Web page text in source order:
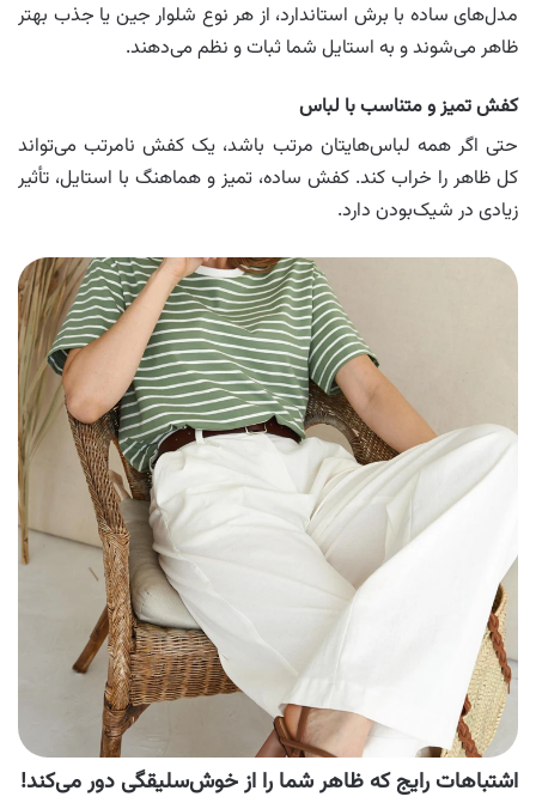
مدل‌های ساده با برش استاندارد، از هر نوع شلوار جین یا جذب بهتر
ظاهر می‌شوند و به استایل شما ثبات و نظم می‌دهند.
کفش تمیز و متناسب با لباس
حتی اگر همه لباس‌هایتان مرتب باشد، یک کفش نامرتب می‌تواند
کل ظاهر را خراب کند. کفش ساده، تمیز و هماهنگ با استایل، تأثیر
زیادی در شیک‌بودن دارد.
اشتباهات رایج که ظاهر شما را از خوش‌سلیقگی دور می‌کند!